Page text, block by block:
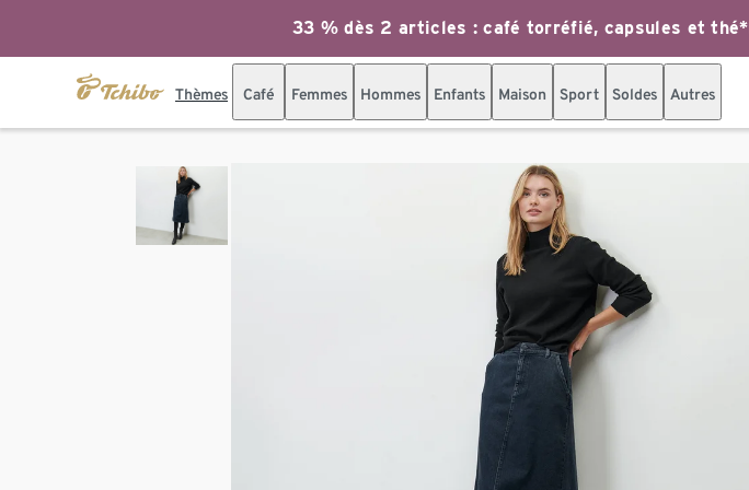
33 % dès 2 articles : café torréfié, capsules et thé*
Thèmes Café Femmes Hommes Enfants Maison Sport Soldes Autres